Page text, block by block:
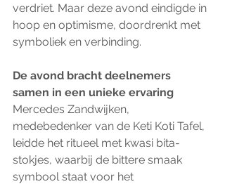
verdriet. Maar deze avond eindigde in
hoop en optimisme, doordrenkt met
symboliek en verbinding.
De avond bracht deelnemers
samen in een unieke ervaring
Mercedes Zandwijken,
medebedenker van de Keti Koti Tafel,
leidde het ritueel met kwasi bita-
stokjes, waarbij de bittere smaak
symbool staat voor het